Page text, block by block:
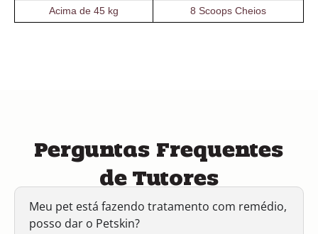
Acima de 45 kg
8 Scoops Cheios
Perguntas Frequentes
de Tutores
Meu pet está fazendo tratamento com remédio,
posso dar o Petskin?